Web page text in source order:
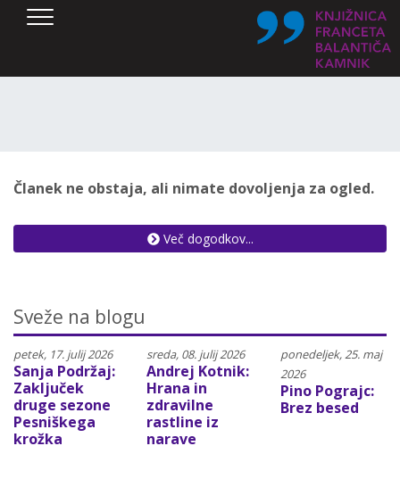
Članek ne obstaja, ali nimate dovoljenja za ogled.
Več dogodkov...
Sveže na blogu
petek, 17. julij 2026
Sanja Podržaj:
Zaključek
druge sezone
Pesniškega
krožka
sreda, 08. julij 2026
Andrej Kotnik:
Hrana in
zdravilne
rastline iz
narave
ponedeljek, 25. maj
2026
Pino Pograjc:
Brez besed